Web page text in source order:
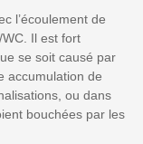
l’écoulement de
Il est fort
se soit causé par
accumulation de
ou dans
bouchées par les